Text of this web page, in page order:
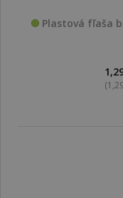
Plastová fľaša